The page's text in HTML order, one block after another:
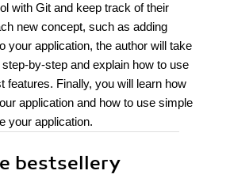
with Git and keep track of their
new concept, such as adding
your application, the author will take
by-step and explain how to use
features. Finally, you will learn how
application and how to use simple
your application.
bestsellery